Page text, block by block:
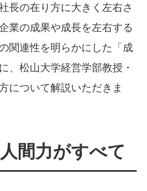
長の在り方に大きく左右さ
業の成果や成長を左右する
関連性を明らかにした「成
、松山大学経営学部教授・
について解説いただきま
間力がすべて